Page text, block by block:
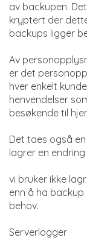
av backupen.
kryptert der
backups ligger
Av
er det
hver enkelt
henvendelser
besøkende til
Det taes også
lagrer en endring
vi bruker ikke
enn å ha
behov.
Serverlogger